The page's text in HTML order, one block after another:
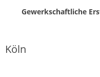
Gewerkschaftliche
Köln